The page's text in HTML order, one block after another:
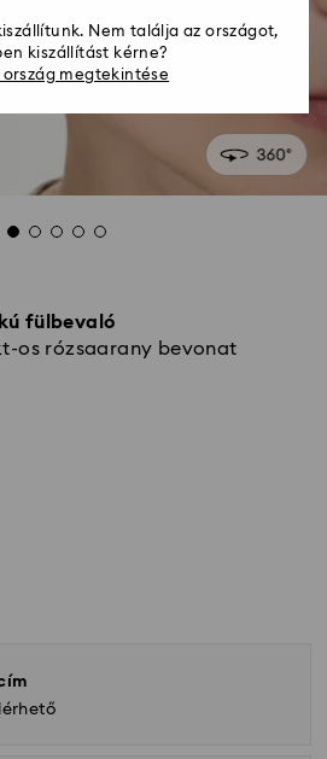
fülbevaló
os rózsaarany bevonat
Nem találja az országot,
kiszállítást kérne?
ország megtekintése